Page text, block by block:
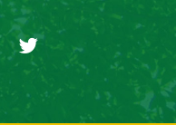
Facebook
Twitter